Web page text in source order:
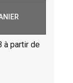
à partir de